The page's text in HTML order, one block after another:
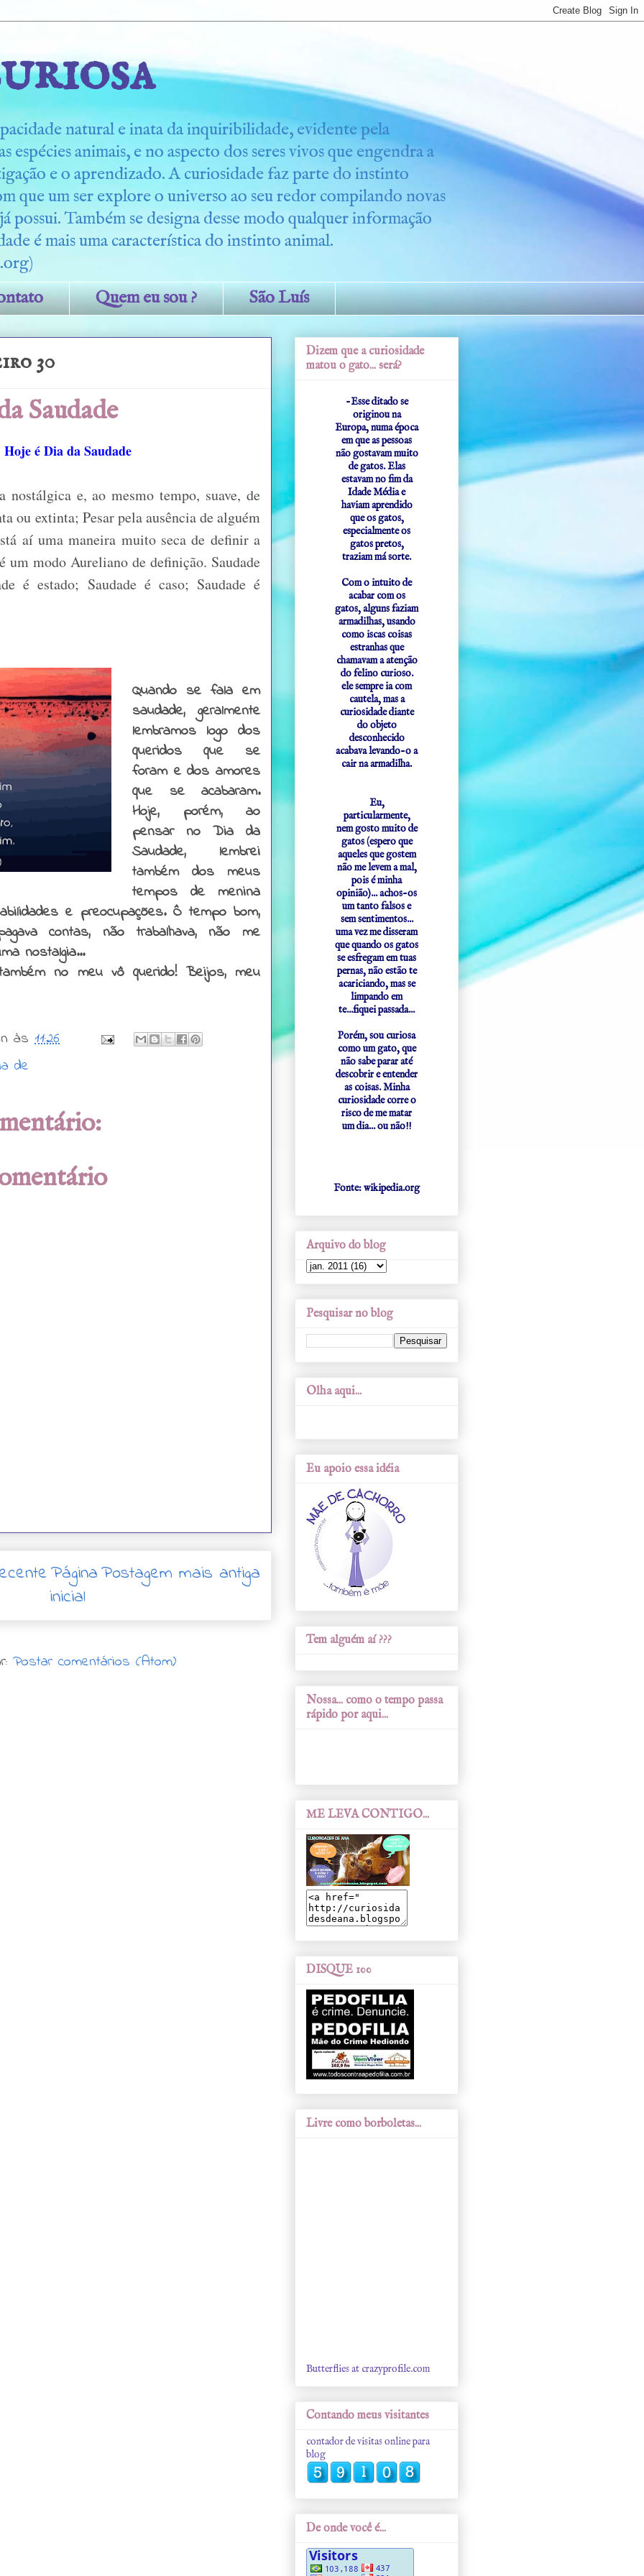
natural e inata da inquiribilidade, evidente pela
espécies animais, e no aspecto dos seres vivos que engendra a
e o aprendizado. A curiosidade faz parte do instinto
que um ser explore o universo ao seu redor compilando novas
possui. Também se designa desse modo qualquer informação
é mais uma característica do instinto animal.
Quem eu sou ? São Luís
30
Saudade
Hoje é Dia da Saudade
nostálgica e, ao mesmo tempo, suave, de
ou extinta; Pesar pela ausência de alguém
aí uma maneira muito seca de definir a
um modo Aureliano de definição. Saudade
é estado; Saudade é caso; Saudade é
Quando se fala em
saudade, geralmente
lembramos logo dos
queridos que se
foram e dos amores
que se acabaram.
Hoje, porém, ao
pensar no Dia da
Saudade, lembrei
também dos meus
tempos de menina
e preocupações. Ô tempo bom,
contas, não trabalhava, não me
nostalgia...
no meu vô querido! Beijos, meu
às 11:26
de
Postagem mais antiga
Página
inicial
Postar comentários (Atom)
Dizem que a curiosidade
matou o gato... será?
-Esse ditado se
originou na
Europa, numa época
em que as pessoas
não gostavam muito
de gatos. Elas
estavam no fim da
Idade Média e
haviam aprendido
que os gatos,
especialmente os
gatos pretos,
traziam má sorte.
Com o intuito de
acabar com os
gatos, alguns faziam
armadilhas, usando
como iscas coisas
estranhas que
chamavam a atenção
do felino curioso.
ele sempre ia com
cautela, mas a
curiosidade diante
do objeto
desconhecido
acabava levando-o a
cair na armadilha.
Eu,
particularmente,
nem gosto muito de
gatos (espero que
aqueles que gostem
não me levem a mal,
pois é minha
opinião)... achos-os
um tanto falsos e
sem sentimentos...
uma vez me disseram
que quando os gatos
se esfregam em tuas
pernas, não estão te
acariciando, mas se
limpando em
te...fiquei passada...
Porém, sou curiosa
como um gato, que
não sabe parar até
descobrir e entender
as coisas. Minha
curiosidade corre o
risco de me matar
um dia... ou não!!
Fonte: wikipedia.org
Arquivo do blog
Pesquisar no blog
Olha aqui...
Eu apoio essa idéia
Tem alguém aí ???
Nossa... como o tempo passa
rápido por aqui...
ME LEVA CONTIGO...
DISQUE 100
Livre como borboletas...
Butterflies at crazyprofile.com
Contando meus visitantes
contador de visitas online para
blog
De onde você é...